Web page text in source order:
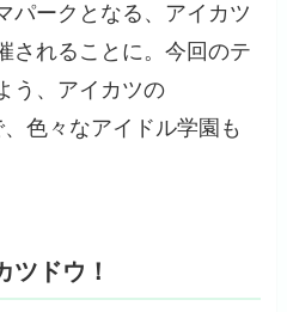
パークとなる、アイカツ
されることに。今回のテ
う、アイカツの
、色々なアイドル学園も
ツドウ！